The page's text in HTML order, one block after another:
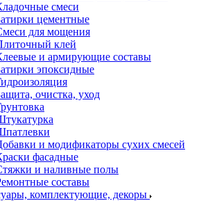
смеси
цементные
для мощения
клей
и армирующие составы
эпоксидные
очистка, уход
и модификаторы сухих смесей
фасадные
и наливные полы
составы
комплектующие, декоры